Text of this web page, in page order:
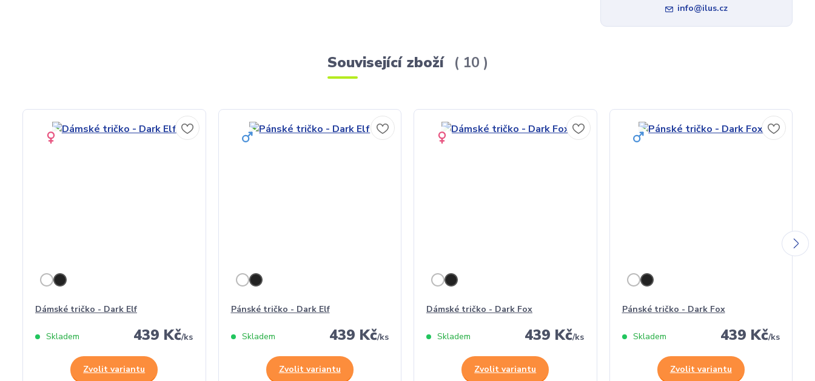
info@ilus.cz
Související zboží 10
Dámské tričko - Dark Elf
439 Kč/ks
Skladem
Zvolit variantu
Pánské tričko - Dark Elf
439 Kč/ks
Skladem
Zvolit variantu
Dámské tričko - Dark Fox
439 Kč/ks
Skladem
Zvolit variantu
Pánské tričko - Dark Fox
439 Kč/ks
Skladem
Zvolit variantu